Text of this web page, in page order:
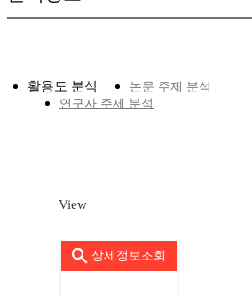
활용도 분석
논문 주제 분석
연구자 주제 분석
View
상세정보조회